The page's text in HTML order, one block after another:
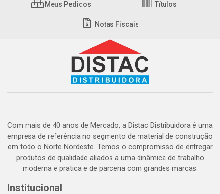
Meus Pedidos Títulos
Notas Fiscais
Com mais de 40 anos de Mercado, a Distac Distribuidora é uma
empresa de referência no segmento de material de construção
em todo o Norte Nordeste. Temos o compromisso de entregar
produtos de qualidade aliados a uma dinâmica de trabalho
moderna e prática e de parceria com grandes marcas.
Institucional